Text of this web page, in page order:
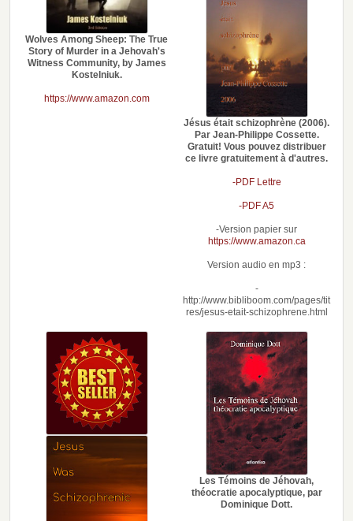
Wolves Among Sheep: The True
Story of Murder in a Jehovah's
Witness Community, by James
Kostelniuk.
https://www.amazon.com
Jésus était schizophrène (2006).
Par Jean-Philippe Cossette.
Gratuit! Vous pouvez distribuer
ce livre gratuitement à d'autres.
-PDF Lettre
-PDF A5
-Version papier sur
https://www.amazon.ca
Version audio en mp3 :
-
http://www.bibliboom.com/pages/tit
res/jesus-etait-schizophrene.html
Les Témoins de Jéhovah,
théocratie apocalyptique, par
Dominique Dott.